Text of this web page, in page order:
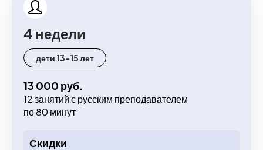
4 недели
дети 13-15 лет
13 000 руб.
12 занятий с русским преподавателем
по 80 минут
Скидки